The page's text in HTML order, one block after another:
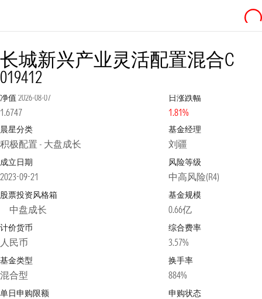
长城新兴产业灵活配置混合C
019412
净值 2026-08-07
1.6747
日涨跌幅
1.81%
晨星分类
积极配置 - 大盘成长
基金经理
刘疆
成立日期
2023-09-21
风险等级
中高风险(R4)
股票投资风格箱
中盘成长
基金规模
0.66亿
计价货币
人民币
综合费率
3.57%
基金类型
混合型
换手率
884%
单日申购限额 申购状态